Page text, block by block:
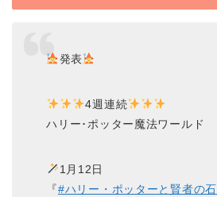
発表
4週連続
ハリー･ポッター魔法ワールド
1月12日
『#ハリー・ポッターと賢者の石